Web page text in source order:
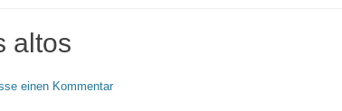
altos
einen Kommentar